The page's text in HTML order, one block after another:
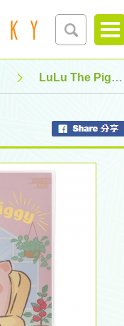
LuLu The Piggy 2024 手帳 (大)